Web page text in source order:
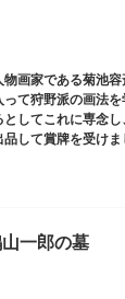
画家である菊池
て狩野派の画法
してこれに専念
して賞牌を受け
。
一郎の墓